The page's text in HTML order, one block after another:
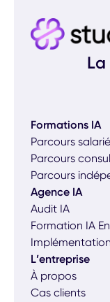
Formations IA
Parcours salarié
Parcours
Parcours
Agence IA
Audit IA
Formation IA
L’entreprise
À propos
Cas clients